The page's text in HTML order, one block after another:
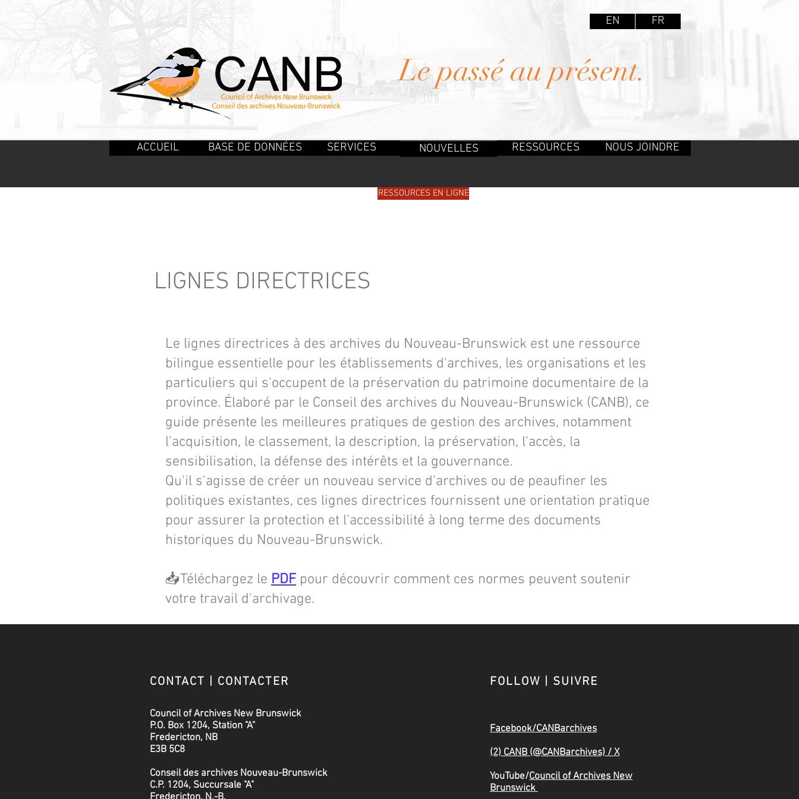
EN FR
Le passé au présent.
ACCUEIL BASE DE DONNÉES SERVICES NOUVELLES RESSOURCES NOUS JOINDRE
RESSOURCES EN LIGNE
LIGNES DIRECTRICES
Le lignes directrices à des archives du Nouveau-Brunswick est une ressource
bilingue essentielle pour les établissements d'archives, les organisations et les
particuliers qui s'occupent de la préservation du patrimoine documentaire de la
province. Élaboré par le Conseil des archives du Nouveau-Brunswick (CANB), ce
guide présente les meilleures pratiques de gestion des archives, notamment
l'acquisition, le classement, la description, la préservation, l'accès, la
sensibilisation, la défense des intérêts et la gouvernance.
Qu'il s'agisse de créer un nouveau service d'archives ou de peaufiner les
politiques existantes, ces lignes directrices fournissent une orientation pratique
pour assurer la protection et l'accessibilité à long terme des documents
historiques du Nouveau-Brunswick.
📥Téléchargez le PDF pour découvrir comment ces normes peuvent soutenir
votre travail d'archivage.
CONTACT | CONTACTER
Council of Archives New Brunswick
P.O. Box 1204, Station "A"
Fredericton, NB
E3B 5C8
Conseil des archives Nouveau-Brunswick
C.P. 1204, Succursale "A"
FOLLOW | SUIVRE
Facebook/CANBarchives
(2) CANB (@CANBarchives) / X
YouTube/Council of Archives New
Brunswick